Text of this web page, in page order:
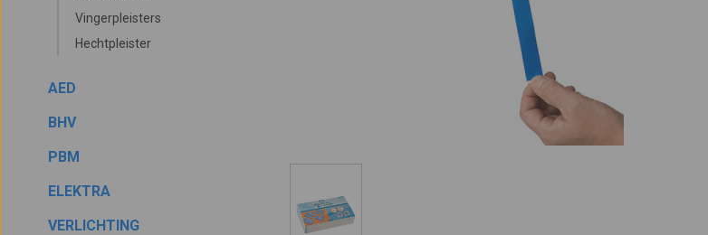
Vingerpleisters
Hechtpleister
AED
BHV
PBM
ELEKTRA
VERLICHTING